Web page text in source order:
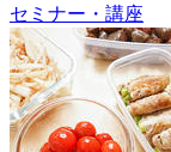
セミナー・講座